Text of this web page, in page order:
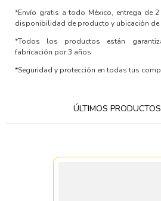
*Envío gratis a todo México, entrega de
disponibilidad de producto y ubicación de
*Todos los productos están
fabricación por 3 años
*Seguridad y protección en todas tus
ÚLTIMOS PRODUCTOS